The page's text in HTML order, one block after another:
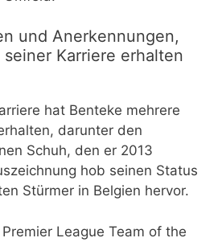
und Anerkennungen,
Karriere erhalten
hat Benteke mehrere
darunter den
Schuh, den er 2013
hob seinen Status
Stürmer in Belgien hervor.
League Team of the